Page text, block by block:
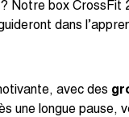
Notre box CrossFit
dans
avec des
une longue